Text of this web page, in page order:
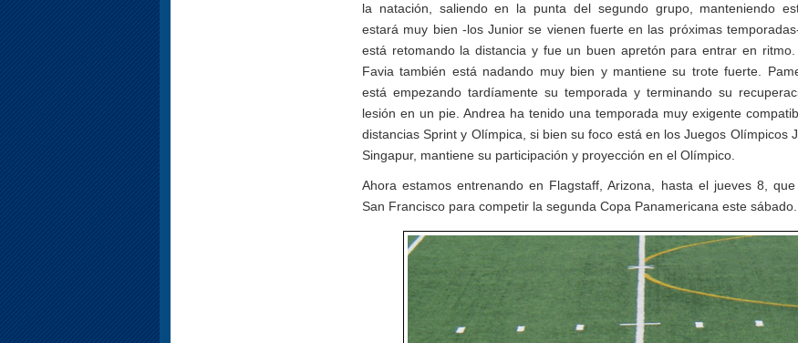
la natación, saliendo en la punta del segundo grupo, manteniendo
estará muy bien -los Junior se vienen fuerte en las próximas
está retomando la distancia y fue un buen apretón para entrar en ritmo.
Favia también está nadando muy bien y mantiene su trote fuerte.
está empezando tardíamente su temporada y terminando su
lesión en un pie. Andrea ha tenido una temporada muy exigente
distancias Sprint y Olímpica, si bien su foco está en los Juegos Olímpicos
Singapur, mantiene su participación y proyección en el Olímpico.
Ahora estamos entrenando en Flagstaff, Arizona, hasta el jueves 8,
San Francisco para competir la segunda Copa Panamericana este sábado.